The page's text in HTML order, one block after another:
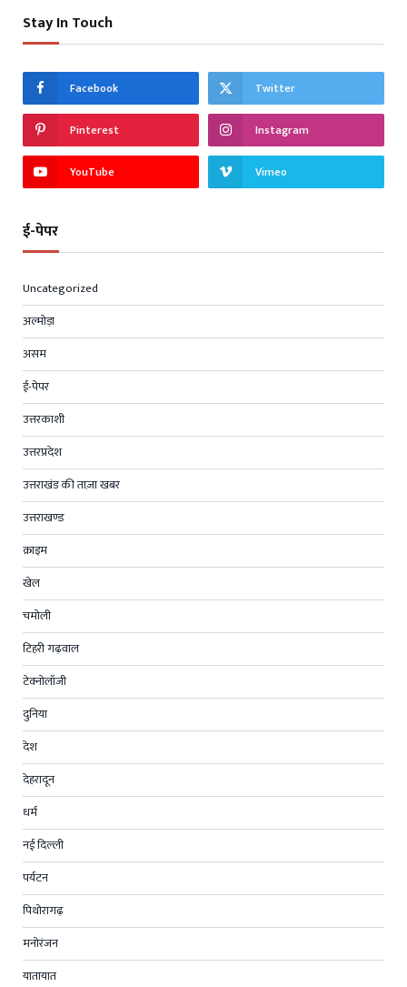
Stay In Touch
Facebook Twitter
Pinterest Instagram
YouTube Vimeo
ई-पेपर
Uncategorized
अल्मोड़ा
असम
ई-पेपर
उत्तरकाशी
उत्तरप्रदेश
उत्तराखंड की ताज़ा खबर
उत्तराखण्ड
क्राइम
खेल
चमोली
टिहरी गढ़वाल
टेक्नोलॉजी
दुनिया
देश
देहरादून
धर्म
नई दिल्ली
पर्यटन
पिथोरागढ़
मनोरंजन
यातायात